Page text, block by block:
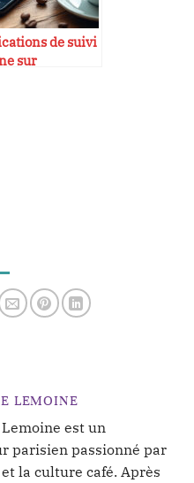
de suivi
sur
LEMOINE
est un
parisien passionné par
la culture café. Après